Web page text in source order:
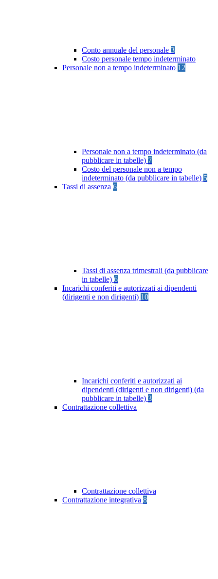
Conto annuale del personale 3
Costo personale tempo indeterminato
Personale non a tempo indeterminato 12
Personale non a tempo indeterminato (da
pubblicare in tabelle) 7
Costo del personale non a tempo
indeterminato (da pubblicare in tabelle) 5
Tassi di assenza 6
Tassi di assenza trimestrali (da pubblicare
in tabelle) 6
Incarichi conferiti e autorizzati ai dipendenti
(dirigenti e non dirigenti) 10
Incarichi conferiti e autorizzati ai
dipendenti (dirigenti e non dirigenti) (da
pubblicare in tabelle) 3
Contrattazione collettiva
Contrattazione collettiva
Contrattazione integrativa 8